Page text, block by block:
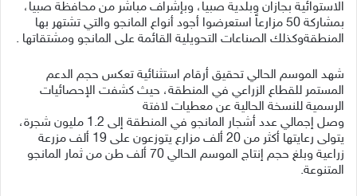
الاستوائية بجازان وبلدية صبيا، وبإشراف مباشر من محافظة صبيا،
بمشاركة 50 مزارعاً استعرضوا أجود أنواع المانجو والتي تشتهر بها
المنطقةوكذلك الصناعات التحويلية القائمة على المانجو ومشتقاتها .
شهد الموسم الحالي تحقيق أرقام استثنائية تعكس حجم الدعم
المستمر للقطاع الزراعي في المنطقة، حيث كشفت الإحصائيات
الرسمية للنسخة الحالية عن معطيات لافتة
وصل إجمالي عدد أشجار المانجو في المنطقة إلى 1.2 مليون شجرة،
يتولى رعايتها أكثر من 20 ألف مزارع يتوزعون على 19 ألف مزرعة
زراعية وبلغ حجم إنتاج الموسم الحالي 70 ألف طن من ثمار المانجو
المتنوعة.